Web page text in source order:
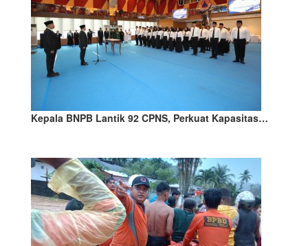
Kepala BNPB Lantik 92 CPNS, Perkuat Kapasitas…